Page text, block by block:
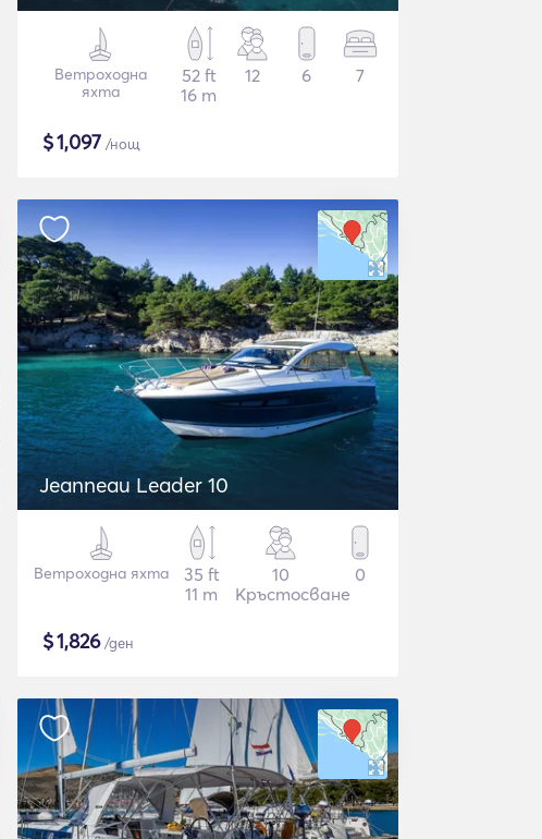
Ветроходна
яхта
52 ft
16 m
12 6 7
$1,097 /нощ
Jeanneau Leader 10
Ветроходна яхта
35 ft
11 m
10
Кръстосване
0
$1,826/ден